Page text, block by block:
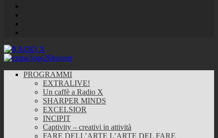
PROGRAMMI
EXTRALIVE!
Un caffè a Radio X
SHARPER MINDS
EXCELSIOR
INCIPIT
Captivity – creativi in attività
FARE DELL’ARTE L’ARTE DEL FARE